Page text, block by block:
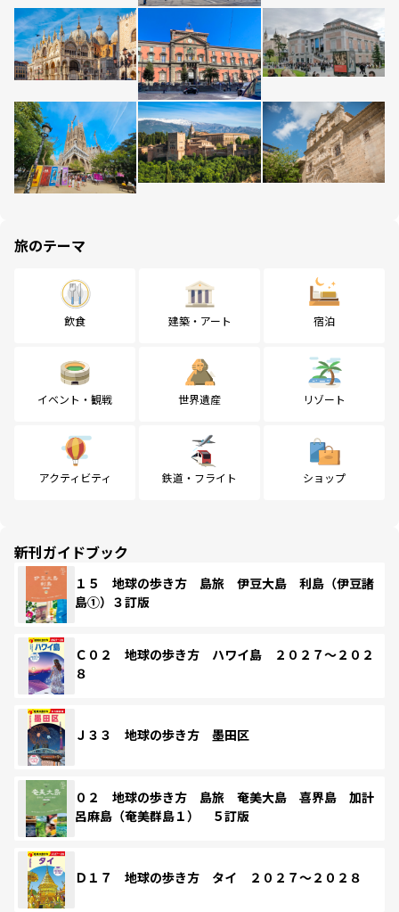
旅のテーマ
飲食 建築・アート 宿泊
イベント・観戦 世界遺産 リゾート
アクティビティ 鉄道・フライト ショップ
新刊ガイドブック
１５ 地球の歩き方 島旅 伊豆大島 利島（伊豆諸
島①）３訂版
Ｃ０２ 地球の歩き方 ハワイ島 ２０２７～２０２
８
Ｊ３３ 地球の歩き方 墨田区
０２ 地球の歩き方 島旅 奄美大島 喜界島 加計
呂麻島（奄美群島１） ５訂版
Ｄ１７ 地球の歩き方 タイ ２０２７～２０２８